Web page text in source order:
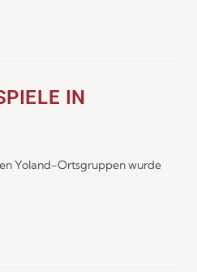
IN
Yoland-Ortsgruppen wurde